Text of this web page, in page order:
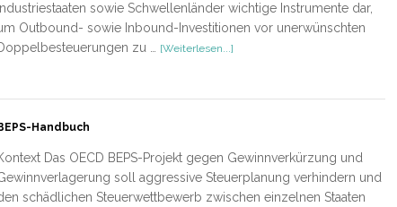
Industriestaaten sowie Schwellenländer wichtige Instrumente dar,
Outbound- sowie Inbound-Investitionen vor unerwünschten
zu …
[Weiterlesen...]
Handbuch
Das OECD BEPS-Projekt gegen Gewinnverkürzung und
soll aggressive Steuerplanung verhindern und
schädlichen Steuerwettbewerb zwischen einzelnen Staaten